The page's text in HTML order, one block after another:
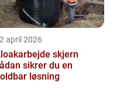
april 2026
skjern
sikrer du en
løsning